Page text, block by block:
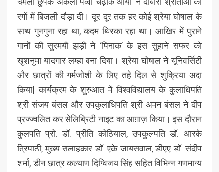
रगों में बिजली दौड़ा दी। दूर दूर तक हर कोई श्रेया घोषाल के
साथ गुनगुना रहा था, कदम थिरका रहा था। आखिर में पुराने
गानों की सुरमयी झड़ी ने ‘पिनाक’ के इस सुहाने सफर को
खुशनुमा यादगार लम्हा बना दिया। श्रेया घोषाल ने यूनिवर्सिटी
और छात्रों की गर्मजोशी के लिए तहे दिल से शुक्रिया अदा
किया| कार्यक्रम के शुरुआत में विश्वविद्यालय के कुलाधिपति
श्री संजय बंसल और उपकुलाधिपति श्री अमन बंसल ने दीप
प्रज्ज्वलित कर सेलिब्रिटी नाइट का आग़ाज़ किया। इस दौरान
कुलपति प्रो. डॉ. प्रीति कोठियाल, उपकुलपति डॉ. आरके
त्रिपाठी, मुख्य सलाहकार डॉ. एके जायसवाल, डीएए डॉ. संदीप
शर्मा, डीन छात्र कल्याण दिग्विजय सिंह सहित विभिन्न गणमान्य